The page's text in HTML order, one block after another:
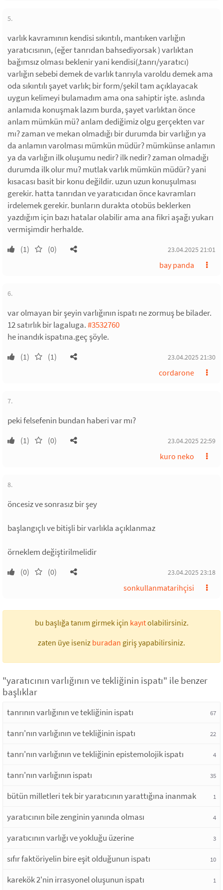
5.
varlık kavramının kendisi sıkıntılı, mantıken varlığın
yaratıcısının, (eğer tanrıdan bahsediyorsak ) varlıktan
bağımsız olması beklenir yani kendisi(,tanrı/yaratıcı)
varlığın sebebi demek de varlık tanrıyla varoldu demek ama
oda sıkıntılı şayet varlık; bir form/şekil tam açıklayacak
uygun kelimeyi bulamadım ama ona sahiptir işte. aslında
anlamıda konuşmak lazım burda, şayet varlıktan önce
anlam mümkün mü? anlam dediğimiz olgu gerçekten var
mı? zaman ve mekan olmadığı bir durumda bir varlığın ya
da anlamın varolması mümkün müdür? mümkünse anlamın
ya da varlığın ilk oluşumu nedir? ilk nedir? zaman olmadığı
durumda ilk olur mu? mutlak varlık mümkün müdür? yani
kısacası basit bir konu değildir. uzun uzun konuşulması
gerekir. hatta tanrıdan ve yaratıcıdan önce kavramları
irdelemek gerekir. bunların durakta otobüs beklerken
yazdığım için bazı hatalar olabilir ama ana fikri aşağı yukarı
vermişimdir herhalde.
(1) (0) 23.04.2025 21:01
bay panda
6.
var olmayan bir şeyin varlığının ispatı ne zormuş be bilader.
12 satırlık bir lagaluga.#3532760
he inandık ispatına.geç şöyle.
(1) (1) 23.04.2025 21:30
cordarone
7.
peki felsefenin bundan haberi var mı?
(1) (0) 23.04.2025 22:59
kuro neko
8.
öncesiz ve sonrasız bir şey
başlangıçlı ve bitişli bir varlıkla açıklanmaz
örneklem değiştirilmelidir
(0) (0) 23.04.2025 23:18
sonkullanmatarihçisi
bu başlığa tanım girmek için kayıtolabilirsiniz.
zaten üye iseniz buradan giriş yapabilirsiniz.
"yaratıcının varlığının ve tekliğinin ispatı" ile benzer
başlıklar
tanrının varlığının ve tekliğinin ispatı 67
tanrı'nın varlığının ve tekliğinin ispatı 22
tanrı'nın varlığının ve tekliğinin epistemolojik ispatı 4
tanrı'nın varlığının ispatı 35
bütün milletleri tek bir yaratıcının yarattığına inanmak 1
yaratıcının bile zenginin yanında olması 4
yaratıcının varlığı ve yokluğu üzerine 3
sıfır faktöriyelin bire eşit olduğunun ispatı 10
karekök 2'nin irrasyonel oluşunun ispatı 1